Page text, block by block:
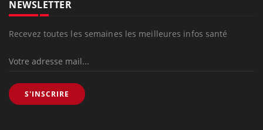
NEWSLETTER
Recevez toutes les semaines les meilleures infos santé
S'INSCRIRE